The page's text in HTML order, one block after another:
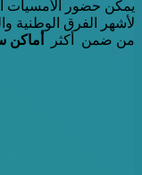
يمكن حضور الأمسيات
لأشهر الفرق الوطنية
من ضمن أكثر
أماكن